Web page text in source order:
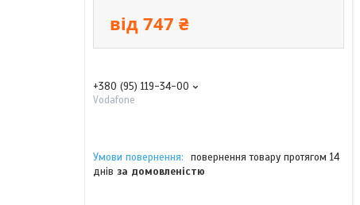
від 747 ₴
+380 (95) 119-34-00
Vodafone
повернення товару протягом 14
днів за домовленістю